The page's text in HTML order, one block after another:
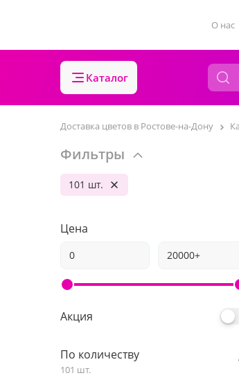
О нас
Каталог
Доставка цветов в Ростове-на-Дону
Фильтры
101 шт.
Цена
Акция
По количеству
101 шт.